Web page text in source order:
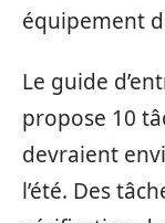
équipement
Le guide
propose 10
devraient
l’été. Des